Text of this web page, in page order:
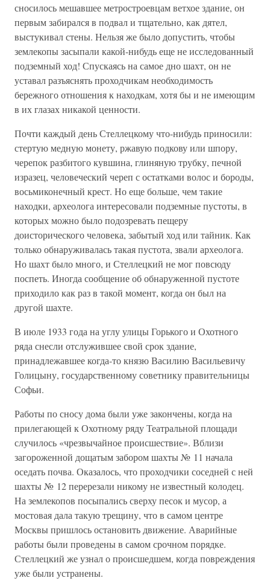
сносилось мешавшее метростроевцам ветхое здание, он
первым забирался в подвал и тщательно, как дятел,
выстукивал стены. Нельзя же было допустить, чтобы
землекопы засыпали какой-нибудь еще не исследованный
подземный ход! Спускаясь на самое дно шахт, он не
уставал разъяснять проходчикам необходимость
бережного отношения к находкам, хотя бы и не имеющим
в их глазах никакой ценности.
Почти каждый день Стеллецкому что-нибудь приносили:
стертую медную монету, ржавую подкову или шпору,
черепок разбитого кувшина, глиняную трубку, печной
изразец, человеческий череп с остатками волос и бороды,
восьмиконечный крест. Но еще больше, чем такие
находки, археолога интересовали подземные пустоты, в
которых можно было подозревать пещеру
доисторического человека, забытый ход или тайник. Как
только обнаруживалась такая пустота, звали археолога.
Но шахт было много, и Стеллецкий не мог повсюду
поспеть. Иногда сообщение об обнаруженной пустоте
приходило как раз в такой момент, когда он был на
другой шахте.
В июле 1933 года на углу улицы Горького и Охотного
ряда снесли отслужившее свой срок здание,
принадлежавшее когда-то князю Василию Васильевичу
Голицыну, государственному советнику правительницы
Софьи.
Работы по сносу дома были уже закончены, когда на
прилегающей к Охотному ряду Театральной площади
случилось «чрезвычайное происшествие». Вблизи
загороженной дощатым забором шахты № 11 начала
оседать почва. Оказалось, что проходчики соседней с ней
шахты № 12 перерезали никому не известный колодец.
На землекопов посыпались сверху песок и мусор, а
мостовая дала такую трещину, что в самом центре
Москвы пришлось остановить движение. Аварийные
работы были проведены в самом срочном порядке.
Стеллецкий же узнал о происшедшем, когда повреждения
уже были устранены.